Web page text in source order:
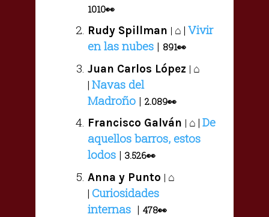
1010👀
Rudy Spillman | ⌂ | Vivir
en las nubes | 891👀
Juan Carlos López | ⌂
| Navas del
Madroño | 2.089👀
Francisco Galván | ⌂ | De
aquellos barros, estos
lodos | 3.526👀
Anna y Punto | ⌂
| Curiosidades
internas | 478👀